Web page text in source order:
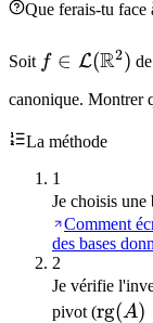
Que ferais-tu face
Soit
f \in
f ∈ L(R2)
canonique. Montrer
La méthode
1
Je choisis une
Comment
des bases
2
Je vérifie
pivot (rg(A)